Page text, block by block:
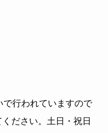
で行われていますので
ださい。土日・祝日